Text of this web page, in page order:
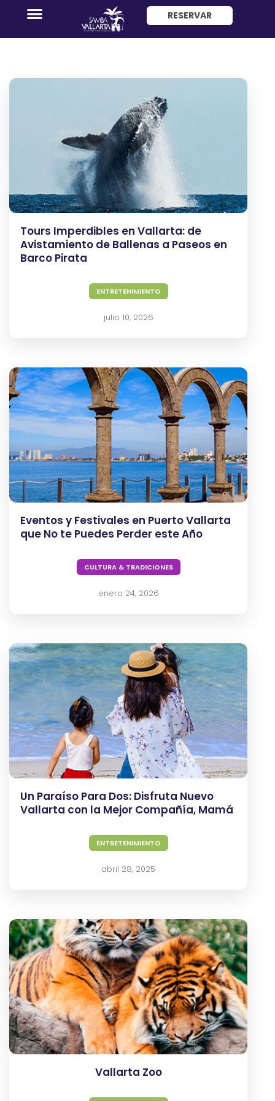
Promociones
Habitaciones
Paquete
Hotel
+
Avión
Preguntas
Frecuentes
Contacto
Blog
ENG
RESERVAR
Entretenimiento
Tours Imperdibles en Vallarta: de
Avistamiento de Ballenas a Paseos en
Barco Pirata
ENTRETENIMIENTO
julio 10, 2026
Eventos y Festivales en Puerto Vallarta
que No te Puedes Perder este Año
CULTURA & TRADICIONES
enero 24, 2026
Un Paraíso Para Dos: Disfruta Nuevo
Vallarta con la Mejor Compañía, Mamá
ENTRETENIMIENTO
abril 28, 2025
Vallarta Zoo